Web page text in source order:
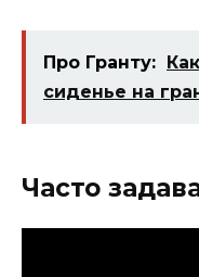
Про Гранту:
сиденье на
Часто